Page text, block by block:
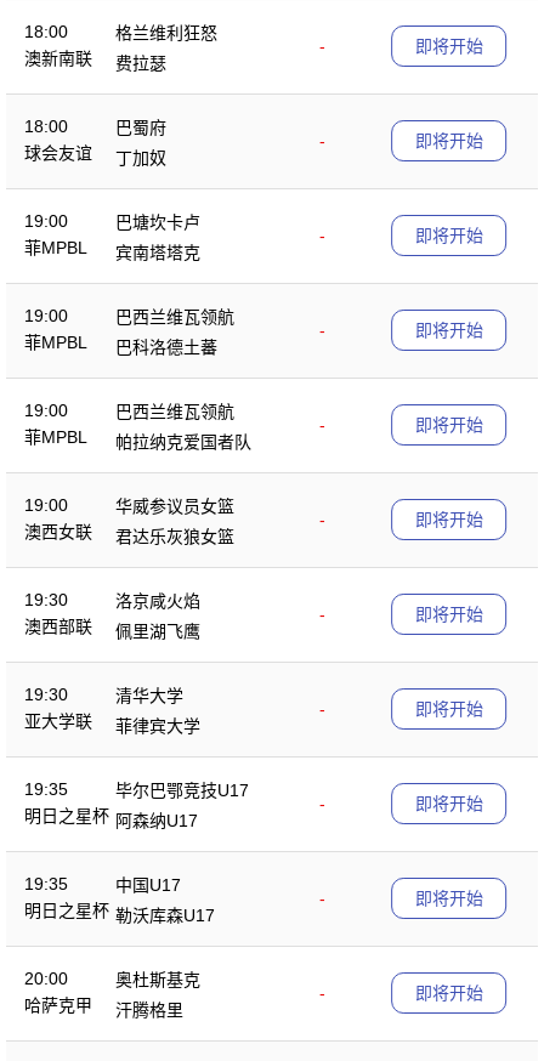
18:00
澳新南联
格兰维利狂怒
-
费拉瑟
即将开始
18:00
球会友谊
巴蜀府
-
丁加奴
即将开始
19:00
菲MPBL
巴塘坎卡卢
-
宾南塔塔克
即将开始
19:00
菲MPBL
巴西兰维瓦领航
-
巴科洛德土蕃
即将开始
19:00
菲MPBL
巴西兰维瓦领航
-
帕拉纳克爱国者队
即将开始
19:00
澳西女联
华威参议员女篮
-
君达乐灰狼女篮
即将开始
19:30
澳西部联
洛京咸火焰
-
佩里湖飞鹰
即将开始
19:30
亚大学联
清华大学
-
菲律宾大学
即将开始
19:35
明日之星杯
毕尔巴鄂竞技U17
-
阿森纳U17
即将开始
19:35
明日之星杯
中国U17
-
勒沃库森U17
即将开始
20:00
哈萨克甲
奥杜斯基克
-
汗腾格里
即将开始